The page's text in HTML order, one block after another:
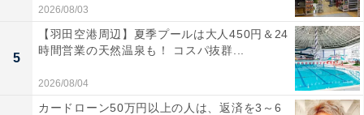
何でこいつが給料もらってるの……！ 同僚にイラ
ッ
続いて、同僚にイラつかせられたエピソード。
2026/08/03
5
【羽田空港周辺】夏季プールは大人450円＆24
時間営業の天然温泉も！ コスパ抜群...
2026/08/04
カードローン50万円以上の人は、返済を3～6